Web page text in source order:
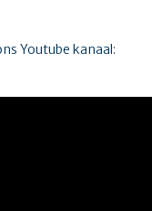
Youtube kanaal: